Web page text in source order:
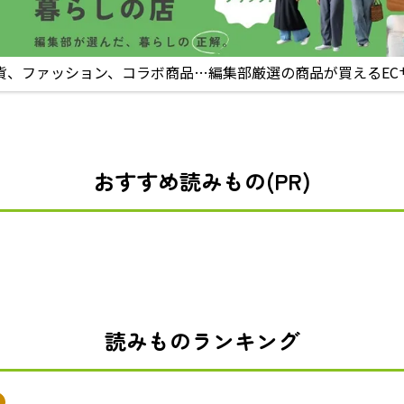
、ファッション、コラボ商品…編集部厳選の商品が買えるEC
おすすめ読みもの(PR)
読みものランキング